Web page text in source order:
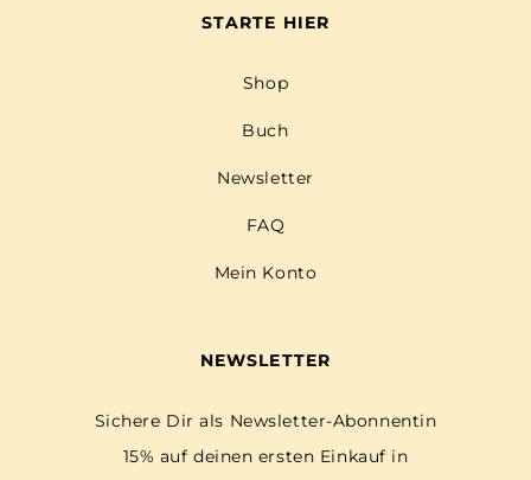
STARTE HIER
Shop
Buch
Newsletter
FAQ
Mein Konto
NEWSLETTER
Sichere Dir als Newsletter-Abonnentin
15% auf deinen ersten Einkauf in